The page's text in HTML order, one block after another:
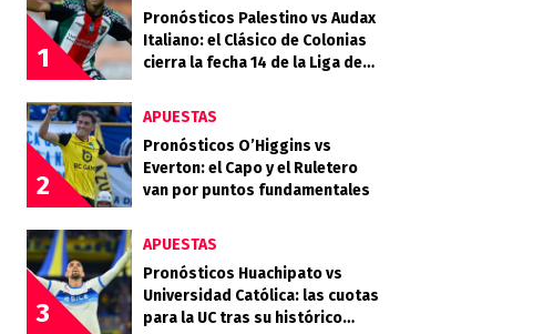
1
Pronósticos Palestino vs Audax
Italiano: el Clásico de Colonias
cierra la fecha 14 de la Liga de
2
APUESTAS
Pronósticos O’Higgins vs
Everton: el Capo y el Ruletero
van por puntos fundamentales
3
APUESTAS
Pronósticos Huachipato vs
Universidad Católica: las cuotas
para la UC tras su histórico